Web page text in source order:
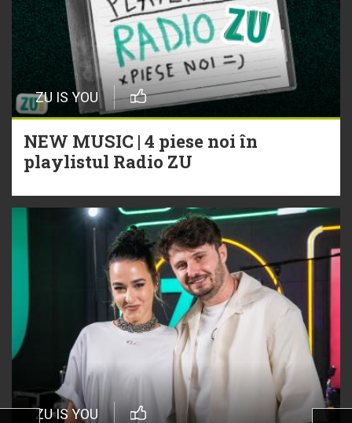
ZU IS YOU
NEW MUSIC | 4 piese noi în
playlistul Radio ZU
ZU IS YOU